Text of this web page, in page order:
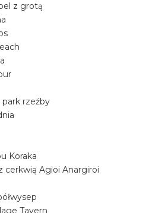
z grotą
rzeźby
Koraka
cerkwią Agioi Anargiroi
Tavern